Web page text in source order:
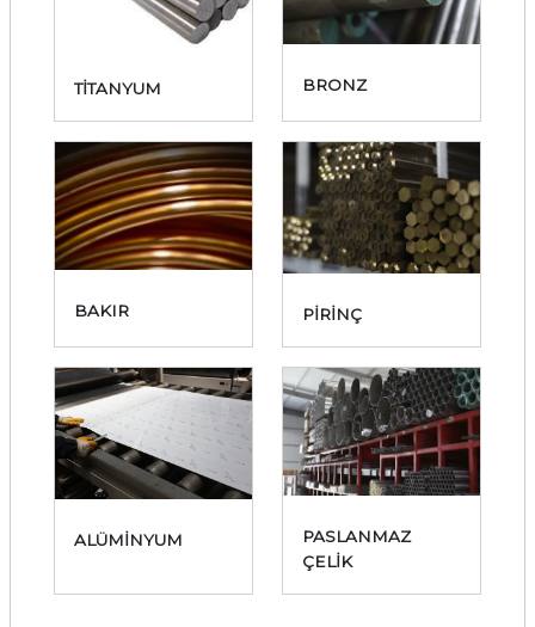
TİTANYUM BRONZ
BAKIR PİRİNÇ
ALÜMİNYUM
PASLANMAZ
ÇELİK